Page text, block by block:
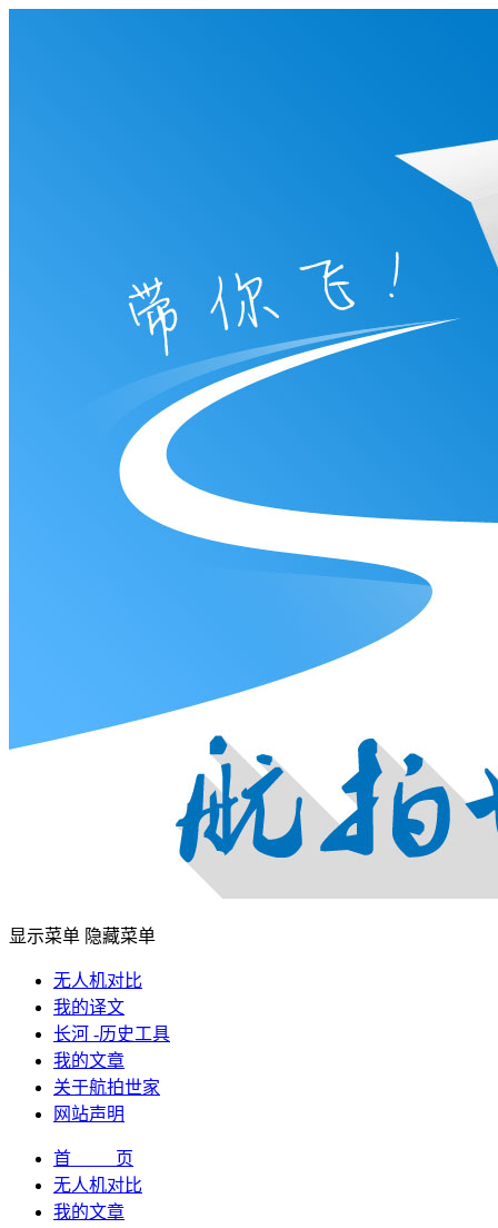
显示菜单 隐藏菜单
无人机对比
我的译文
长河 -历史工具
我的文章
关于航拍世家
网站声明
首 页
无人机对比
我的文章